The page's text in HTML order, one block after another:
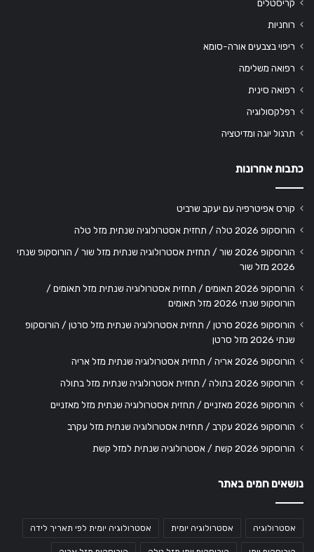
קריסטלים
רוחניות
ריפוי בצבעים אורה-סומא
רפואה משלימה
רפואה סינית
רפלקסולוגיה
תרגול יוגה ומדיטציה
כתבות אחרונות
קורס אפיטרפיה עם יעקב שרביט
הורוסקופ 2026 טלה / תחזית אסטרולוגיה שנתית מזל טלה
הורוסקופ 2026 שור / תחזית אסטרולוגיה שנתית מזל שור / הורוסקופ שנתי
2026 מזל שור
הורוסקופ 2026 תאומים / תחזית אסטרולוגיה שנתית מזל תאומים /
הורוסקופ שנתי 2026 מזל תאומים
הורוסקופ 2026 סרטן / תחזית אסטרולוגיה שנתית מזל סרטן / הורוסקופ
שנתי 2026 מזל סרטן
הורוסקופ 2026 אריה / תחזית אסטרולוגיה שנתית מזל אריה
הורוסקופ 2026 בתולה / תחזית אסטרולוגיה שנתית מזל בתולה
הורוסקופ 2026 מאזניים / תחזית אסטרולוגיה שנתית מזל מאזניים
הורוסקופ 2026 עקרב / תחזית אסטרולוגיה שנתית מזל עקרב
הורוסקופ 2026 קשת / אסטרולוגיה שנתית למזל קשת
נושאים חמים באתר
אסטרולוגיה אסטרולוגיה יומית אסטרולוגיה יומית לפי תאריך לידה